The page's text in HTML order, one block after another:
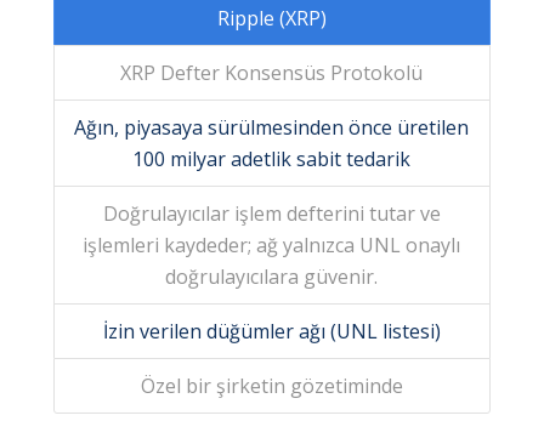
Ripple (XRP)
XRP Defter Konsensüs Protokolü
Ağın, piyasaya sürülmesinden önce üretilen
100 milyar adetlik sabit tedarik
Doğrulayıcılar işlem defterini tutar ve
işlemleri kaydeder; ağ yalnızca UNL onaylı
doğrulayıcılara güvenir.
İzin verilen düğümler ağı (UNL listesi)
Özel bir şirketin gözetiminde